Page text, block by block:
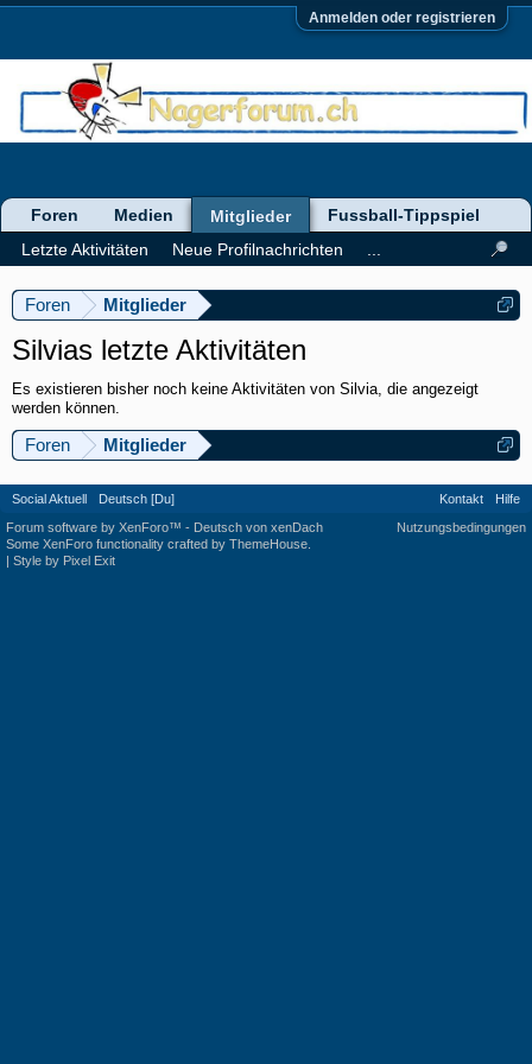
Anmelden oder registrieren
Foren Mitglieder
Silvias letzte Aktivitäten
Es existieren bisher noch keine Aktivitäten von Silvia, die angezeigt
werden können.
Foren Mitglieder
Foren Medien
Mitglieder
Letzte Aktivitäten
Neue Profilnachrichten
Fussball-Tippspiel
Social Aktuell Deutsch [Du] Kontakt
Hilfe
Nutzungsbedingungen
Forum software by XenForo™ - Deutsch von xenDach
Some XenForo functionality crafted by ThemeHouse
| Style by Pixel Exit